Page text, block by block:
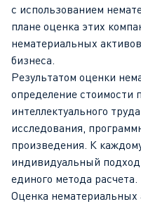
с использованием
плане оценка этих
нематериальных
бизнеса.
Результатом оценки
определение стоимости
интеллектуального
исследования,
произведения. К
индивидуальный
единого метода расчета.
Оценка